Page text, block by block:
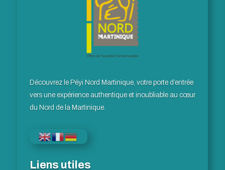
Découvrez le Péyi Nord Martinique, votre porte d’entrée
vers une expérience authentique et inoubliable au cœur
du Nord de la Martinique.
Liens utiles